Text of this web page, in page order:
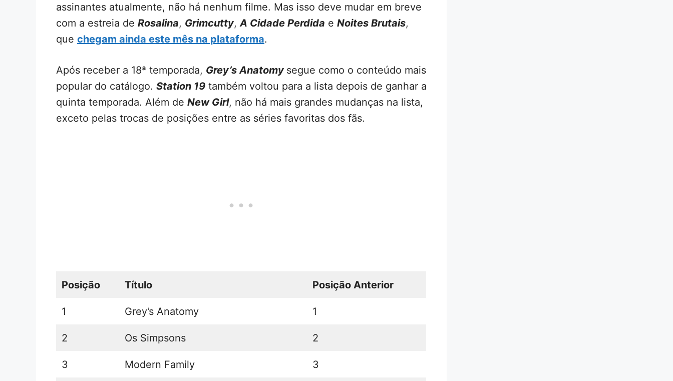
assinantes atualmente, não há nenhum filme. Mas isso deve mudar em breve
com a estreia de Rosalina, Grimcutty, A Cidade Perdida e Noites Brutais,
que chegam ainda este mês na plataforma.
Após receber a 18ª temporada, Grey’s Anatomy segue como o conteúdo mais
popular do catálogo. Station 19 também voltou para a lista depois de ganhar a
quinta temporada. Além de New Girl, não há mais grandes mudanças na lista,
exceto pelas trocas de posições entre as séries favoritas dos fãs.
Posição Título Posição Anterior
1 Grey’s Anatomy 1
2 Os Simpsons 2
3 Modern Family 3